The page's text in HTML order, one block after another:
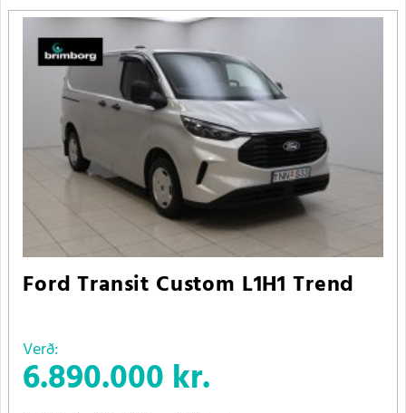
Ford Transit Custom L1H1 Trend
Verð:
6.890.000 kr.